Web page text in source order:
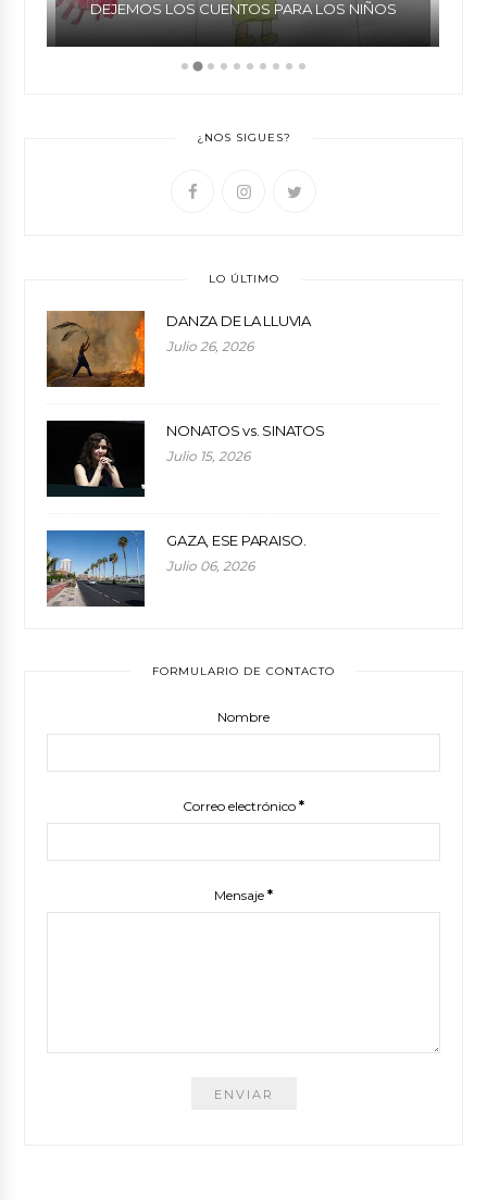
DEJEMOS LOS CUENTOS PARA LOS NIÑOS
¿NOS SIGUES?
LO ÚLTIMO
DANZA DE LA LLUVIA
Julio 26, 2026
NONATOS vs. SINATOS
Julio 15, 2026
GAZA, ESE PARAISO.
Julio 06, 2026
FORMULARIO DE CONTACTO
Nombre
Correo electrónico *
Mensaje *